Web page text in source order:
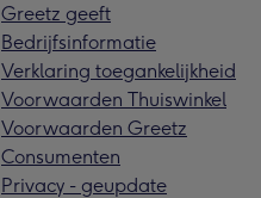
Greetz geeft
Bedrijfsinformatie
Verklaring toegankelijkheid
Voorwaarden Thuiswinkel
Voorwaarden Greetz
Consumenten
Privacy - geupdate